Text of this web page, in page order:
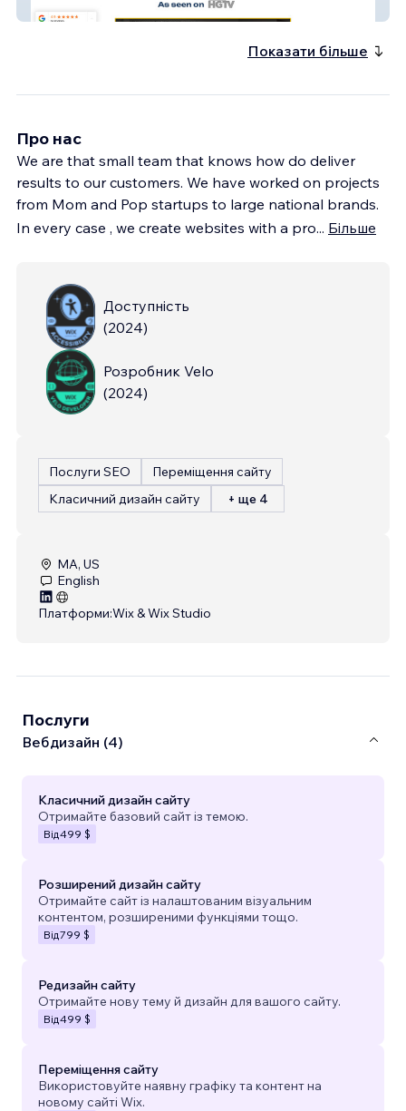
Показати більше
Про нас
We are that small team that knows how do deliver
results to our customers. We have worked on projects
from Mom and Pop startups to large national brands.
In every case , we create websites with a pro... Більше
Доступність
(2024)
Розробник Velo
(2024)
Послуги SEO
Переміщення сайту
Класичний дизайн сайту
+ ще 4
MA, US
English
Платформи:Wix & Wix Studio
Послуги
Вебдизайн (4)
Класичний дизайн сайту
Отримайте базовий сайт із темою.
Від499 $
Розширений дизайн сайту
Отримайте сайт із налаштованим візуальним
контентом, розширеними функціями тощо.
Від799 $
Редизайн сайту
Отримайте нову тему й дизайн для вашого сайту.
Від499 $
Переміщення сайту
Використовуйте наявну графіку та контент на
новому сайті Wix.